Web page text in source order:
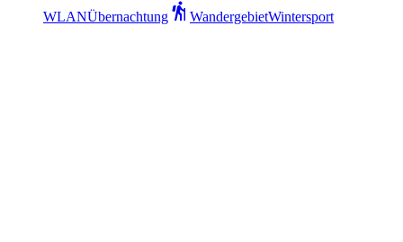
WLANÜbernachtung WandergebietWintersport